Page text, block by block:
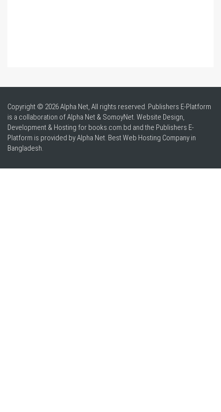
Copyright © 2026 Alpha Net, All rights reserved. Publishers E-Platform
is a collaboration of Alpha Net & SomoyNet. Website Design,
Development & Hosting for books.com.bd and the Publishers E-
Platform is provided by Alpha Net. BestWeb Hosting Company in
Bangladesh.